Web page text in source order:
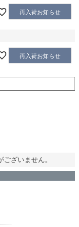
再入荷お知らせ
再入荷お知らせ
ざいません。